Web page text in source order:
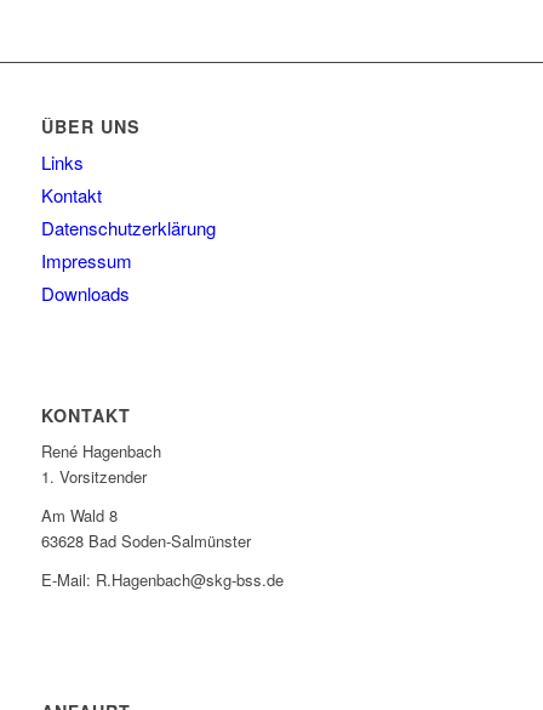
ÜBER UNS
Links
Kontakt
Datenschutzerklärung
Impressum
Downloads
KONTAKT
René Hagenbach
1. Vorsitzender
Am Wald 8
63628 Bad Soden-Salmünster
E-Mail: R.Hagenbach@skg-bss.de